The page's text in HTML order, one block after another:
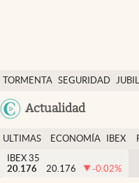
TORMENTA SEGURIDAD
Actualidad
Economía y finanzas
Política
Actualidad
Criptomonedas
ULTIMAS
NOTICIAS
ECONOMÍA
FINANZAS
IBEX
EURO
IBEX 35
20.176
20.176 -0.02%